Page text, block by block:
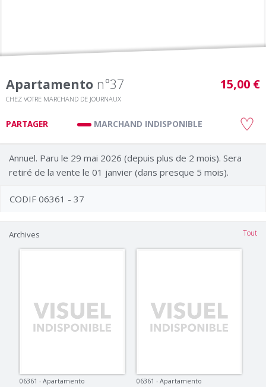
Apartamento n°37
CHEZ VOTRE MARCHAND DE JOURNAUX
15,00 €
PARTAGER MARCHAND INDISPONIBLE
Annuel. Paru le 29 mai 2026 (depuis plus de 2 mois). Sera
retiré de la vente le 01 janvier (dans presque 5 mois).
CODIF 06361 - 37
Archives Tout
06361 - Apartamento 06361 - Apartamento